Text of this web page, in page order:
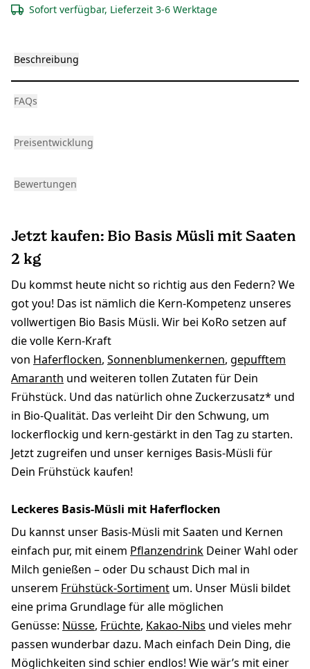
Sofort verfügbar, Lieferzeit 3-6 Werktage
Beschreibung
FAQs
Preisentwicklung
Bewertungen
Jetzt kaufen: Bio Basis Müsli mit Saaten
2 kg
Du kommst heute nicht so richtig aus den Federn? We
got you! Das ist nämlich die Kern-Kompetenz unseres
vollwertigen Bio Basis Müsli. Wir bei KoRo setzen auf
die volle Kern-Kraft
von Haferflocken, Sonnenblumenkernen, gepufftem
Amaranth und weiteren tollen Zutaten für Dein
Frühstück. Und das natürlich ohne Zuckerzusatz* und
in Bio-Qualität. Das verleiht Dir den Schwung, um
lockerflockig und kern-gestärkt in den Tag zu starten.
Jetzt zugreifen und unser kerniges Basis-Müsli für
Dein Frühstück kaufen!
Leckeres Basis-Müsli mit Haferflocken
Du kannst unser Basis-Müsli mit Saaten und Kernen
einfach pur, mit einem Pflanzendrink Deiner Wahl oder
Milch genießen – oder Du schaust Dich mal in
unserem Frühstück-Sortiment um. Unser Müsli bildet
eine prima Grundlage für alle möglichen
Genüsse: Nüsse, Früchte, Kakao-Nibs und vieles mehr
passen wunderbar dazu. Mach einfach Dein Ding, die
Möglichkeiten sind schier endlos! Wie wär’s mit einer